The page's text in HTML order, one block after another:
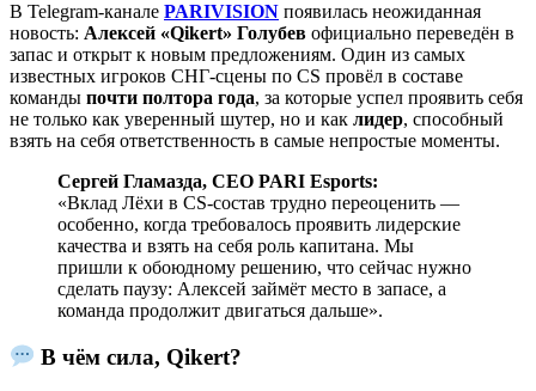
В Telegram-канале PARIVISION появилась неожиданная
новость: Алексей «Qikert» Голубев официально переведён в
запас и открыт к новым предложениям. Один из самых
известных игроков СНГ-сцены по CS провёл в составе
команды почти полтора года, за которые успел проявить себя
не только как уверенный шутер, но и как лидер, способный
взять на себя ответственность в самые непростые моменты.
Сергей Гламазда, CEO PARI Esports:
«Вклад Лёхи в CS-состав трудно переоценить —
особенно, когда требовалось проявить лидерские
качества и взять на себя роль капитана. Мы
пришли к обоюдному решению, что сейчас нужно
сделать паузу: Алексей займёт место в запасе, а
команда продолжит двигаться дальше».
В чём сила, Qikert?